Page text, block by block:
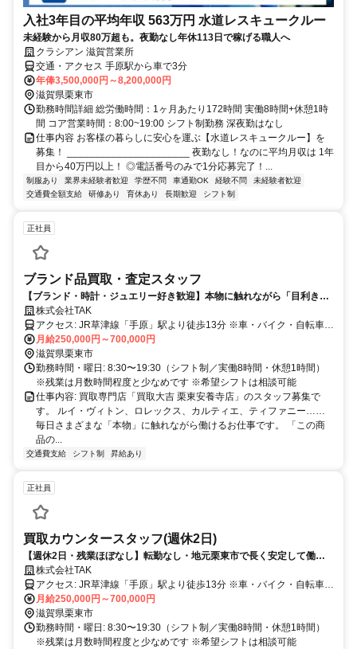
入社3年目の平均年収 563万円 水道レスキュークルー
未経験から月収80万超も。夜勤なし年休113日で稼げる職人へ
クラシアン 滋賀営業所
交通・アクセス 手原駅から車で3分
年俸3,500,000円～8,200,000円
滋賀県栗東市
勤務時間詳細 総労働時間：1ヶ月あたり172時間 実働8時間+休憩1時
間 コア営業時間：8:00~19:00 シフト制勤務 深夜勤はなし
仕事内容 お客様の暮らしに安心を運ぶ【水道レスキュークルー】を
募集！ ______________________ 夜勤なし！なのに平均月収は 1年
目から40万円以上！ ◎電話番号のみで1分応募完了！...
制服あり 業界未経験者歓迎 学歴不問 車通勤OK 経験不問
未経験者歓迎
交通費全額支給
研修あり 育休あり 長期歓迎 シフト制
正社員
ブランド品買取・査定スタッフ
【ブランド・時計・ジュエリー好き歓迎】本物に触れながら「目利き
力」が身につく。月給25万〜＋インセンティブ
株式会社TAK
アクセス: JR草津線「手原」駅より徒歩13分 ※車・バイク・自転車通
勤OK（無料駐車場完備）
月給250,000円～700,000円
滋賀県栗東市
勤務時間・曜日: 8:30〜19:30（シフト制／実働8時間・休憩1時間）
※残業は月数時間程度と少なめです ※希望シフトは相談可能
仕事内容: 買取専門店「買取大吉 栗東安養寺店」のスタッフ募集で
す。 ルイ・ヴィトン、ロレックス、カルティエ、ティファニー……
毎日さまざまな「本物」に触れながら働けるお仕事です。 「この商
品の...
交通費支給 シフト制 昇給あり
正社員
買取カウンタースタッフ(週休2日)
【週休2日・残業ほぼなし】転勤なし・地元栗東市で長く安定して働け
る。月給25万〜＋インセンティブ
株式会社TAK
アクセス: JR草津線「手原」駅より徒歩13分 ※車・バイク・自転車通
勤OK（無料駐車場完備）
月給250,000円～700,000円
滋賀県栗東市
勤務時間・曜日: 8:30〜19:30（シフト制／実働8時間・休憩1時間）
※残業は月数時間程度と少なめです ※希望シフトは相談可能